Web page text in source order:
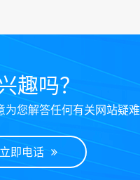
趣吗？
您解答任何有关网站疑难
立即电话